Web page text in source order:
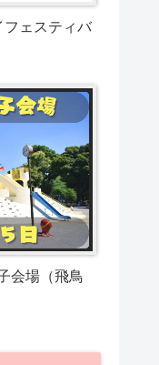
フェスティバ
会場（飛鳥